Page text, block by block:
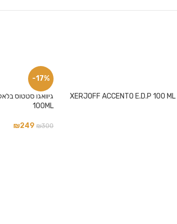
-17%
100ML
₪300
₪249